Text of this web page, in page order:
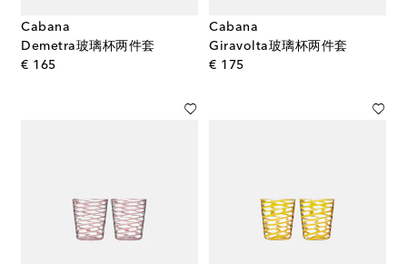
Cabana
Demetra玻璃杯两件套
€ 165original price
Cabana
Giravolta玻璃杯两件套
€ 175original price